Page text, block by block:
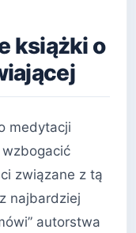
książki o
medytacji
związane z tą
najbardziej
autorstwa